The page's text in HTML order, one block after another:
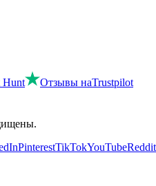
Hunt Отзывы наTrustpilot
PinterestTikTokYouTubeReddit